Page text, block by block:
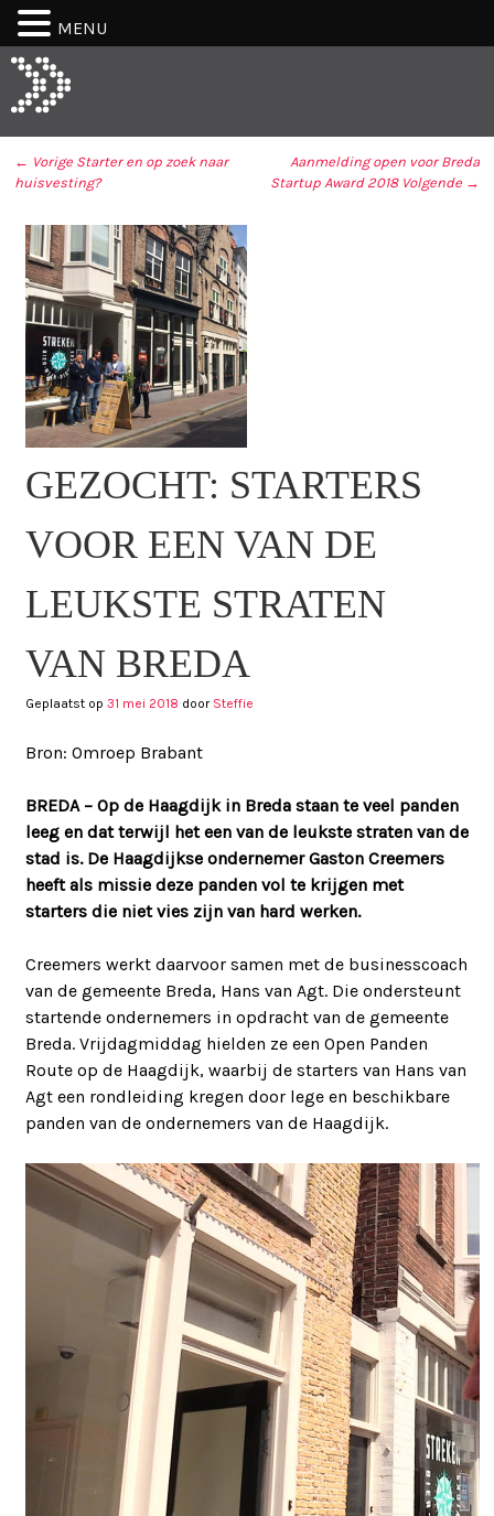
BERICHT NAVIGATIE
← VorigeStarter en op zoek naar
huisvesting?
Aanmelding open voor Breda
Startup Award 2018 Volgende →
GEZOCHT: STARTERS
VOOR EEN VAN DE
LEUKSTE STRATEN
VAN BREDA
Geplaatst op 31 mei 2018 door Steffie
Bron: Omroep Brabant
BREDA – Op de Haagdijk in Breda staan te veel panden
leeg en dat terwijl het een van de leukste straten van de
stad is. De Haagdijkse ondernemer Gaston Creemers
heeft als missie deze panden vol te krijgen met
starters die niet vies zijn van hard werken.
Creemers werkt daarvoor samen met de businesscoach
van de gemeente Breda, Hans van Agt. Die ondersteunt
startende ondernemers in opdracht van de gemeente
Breda. Vrijdagmiddag hielden ze een Open Panden
Route op de Haagdijk, waarbij de starters van Hans van
Agt een rondleiding kregen door lege en beschikbare
panden van de ondernemers van de Haagdijk.
MENU